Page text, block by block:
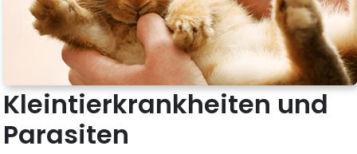
Kleintierkrankheiten und
Parasiten